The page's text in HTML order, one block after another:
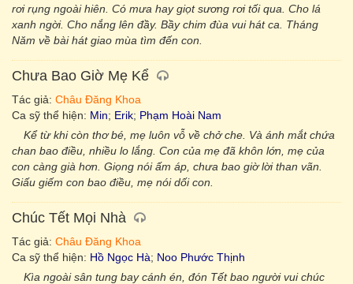
rơi rụng ngoài hiên. Có mưa hay giọt sương rơi tối qua. Cho lá
xanh ngời. Cho nắng lên đầy. Bầy chim đùa vui hát ca. Tháng
Năm về bài hát giao mùa tìm đến con.
Chưa Bao Giờ Mẹ Kể
Tác giả: Châu Đăng Khoa
Ca sỹ thể hiện: Min; Erik; Phạm Hoài Nam
Kể từ khi còn thơ bé, mẹ luôn vỗ về chở che. Và ánh mắt chứa
chan bao điều, nhiều lo lắng. Con của mẹ đã khôn lớn, mẹ của
con càng già hơn. Giọng nói ấm áp, chưa bao giờ lời than vãn.
Giấu giếm con bao điều, mẹ nói dối con.
Chúc Tết Mọi Nhà
Tác giả: Châu Đăng Khoa
Ca sỹ thể hiện: Hồ Ngọc Hà; Noo Phước Thịnh
Kìa ngoài sân tung bay cánh én, đón Tết bao người vui chúc